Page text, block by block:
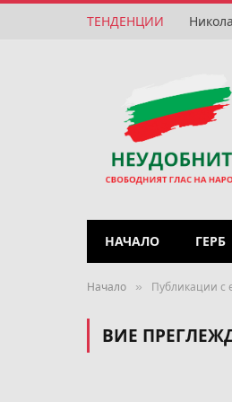
ТЕНДЕНЦИИ
НАЧАЛО ГЕРБ
Начало » Публикации с
ВИЕ